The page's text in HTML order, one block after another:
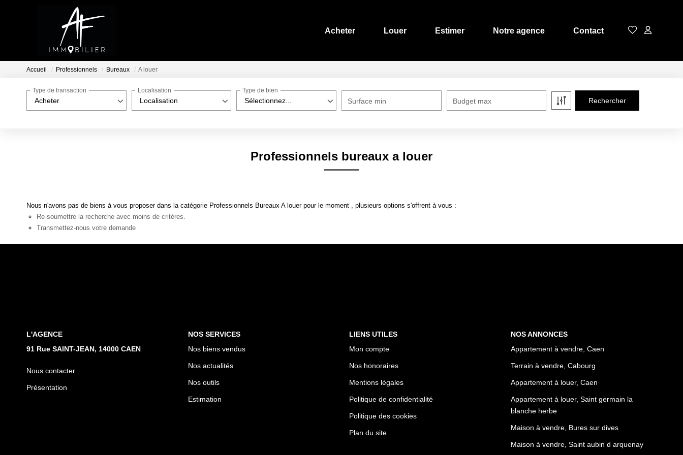
Acheter Louer Estimer Notre agence Contact
Accueil Professionnels Bureaux A louer
Acheter
Type de transaction
Localisation
Localisation
Sélectionnez...
Type de bien
Surface min Budget max
Professionnels bureaux a louer
Nous n'avons pas de biens à vous proposer dans la catégorie Professionnels Bureaux A louer pour le moment , plusieurs options s'offrent à vous :
Re-soumettre la recherche avec moins de critères.
Transmettez-nous votre demande
L'AGENCE
91 Rue SAINT-JEAN, 14000 CAEN
Nous contacter
Présentation
NOS SERVICES
Nos biens vendus
Nos actualités
Nos outils
Estimation
LIENS UTILES
Mon compte
Nos honoraires
Mentions légales
Politique de confidentialité
Politique des cookies
Plan du site
NOS ANNONCES
Appartement à vendre, Caen
Terrain à vendre, Cabourg
Appartement à louer, Caen
Appartement à louer, Saint germain la
blanche herbe
Maison à vendre, Bures sur dives
Maison à vendre, Saint aubin d arquenay